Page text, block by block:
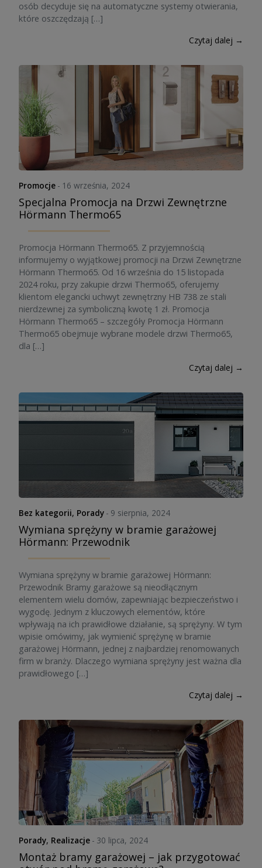
osób decyduje się na automatyczne systemy otwierania,
które oszczędzają […]
Czytaj dalej →
Promocje - 16 września, 2024
Specjalna Promocja na Drzwi Zewnętrzne
Hörmann Thermo65
Promocja Hörmann Thermo65. Z przyjemnością
informujemy o wyjątkowej promocji na Drzwi Zewnętrzne
Hörmann Thermo65. Od 16 września do 15 listopada
2024 roku, przy zakupie drzwi Thermo65, oferujemy
klientom elegancki uchwyt zewnętrzny HB 738 ze stali
nierdzewnej za symboliczną kwotę 1 zł. Promocja
Hörmann Thermo65 – szczegóły Promocja Hörmann
Thermo65 obejmuje wybrane modele drzwi Thermo65,
dla […]
Czytaj dalej →
Bez kategorii, Porady - 9 sierpnia, 2024
Wymiana sprężyny w bramie garażowej
Hörmann: Przewodnik
Wymiana sprężyny w bramie garażowej Hörmann:
Przewodnik Bramy garażowe są nieodłącznym
elementem wielu domów, zapewniając bezpieczeństwo i
wygodę. Jednym z kluczowych elementów, które
wpływają na ich prawidłowe działanie, są sprężyny. W tym
wpisie omówimy, jak wymienić sprężynę w bramie
garażowej Hörmann, jednej z najbardziej renomowanych
firm w branży. Dlaczego wymiana sprężyny jest ważna dla
prawidłowego […]
Czytaj dalej →
Porady, Realizacje - 30 lipca, 2024
Montaż bramy garażowej – jak przygotować